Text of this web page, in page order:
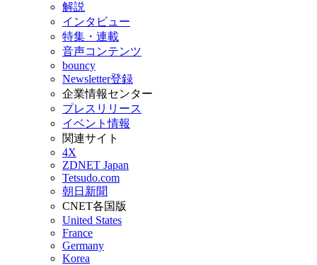
解説
インタビュー
特集・連載
音声コンテンツ
bouncy
Newsletter登録
企業情報センター
プレスリリース
イベント情報
関連サイト
4X
ZDNET Japan
Tetsudo.com
朝日新聞
CNET各国版
United States
France
Germany
Korea